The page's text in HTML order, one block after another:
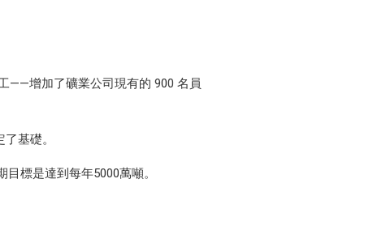
——增加了礦業公司現有的 900 名員
基礎。
標是達到每年5000萬噸。